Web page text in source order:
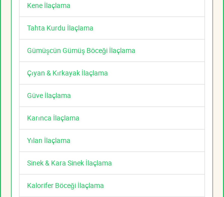
Kene İlaçlama
Tahta Kurdu İlaçlama
Gümüşcün Gümüş Böceği İlaçlama
Çıyan & Kırkayak İlaçlama
Güve İlaçlama
Karınca İlaçlama
Yılan İlaçlama
Sinek & Kara Sinek İlaçlama
Kalorifer Böceği İlaçlama